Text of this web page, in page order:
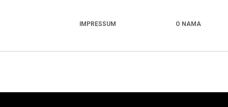
IMPRESSUM O NAMA